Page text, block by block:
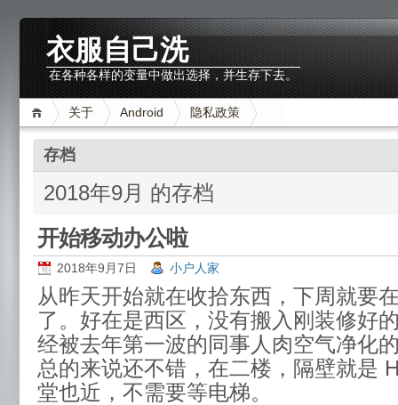
衣服自己洗
在各种各样的变量中做出选择，并生存下去。
关于 Android 隐私政策
存档
2018年9月 的存档
开始移动办公啦
2018年9月7日 小户人家
从昨天开始就在收拾东西，下周就要
了。好在是西区，没有搬入刚装修好
经被去年第一波的同事人肉空气净化
总的来说还不错，在二楼，隔壁就是
堂也近，不需要等电梯。